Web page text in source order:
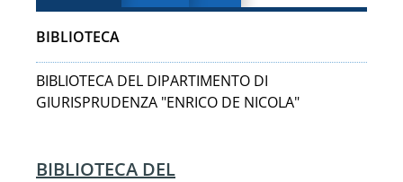
BIBLIOTECA
BIBLIOTECA DEL DIPARTIMENTO DI
GIURISPRUDENZA "ENRICO DE NICOLA"
BIBLIOTECA DEL